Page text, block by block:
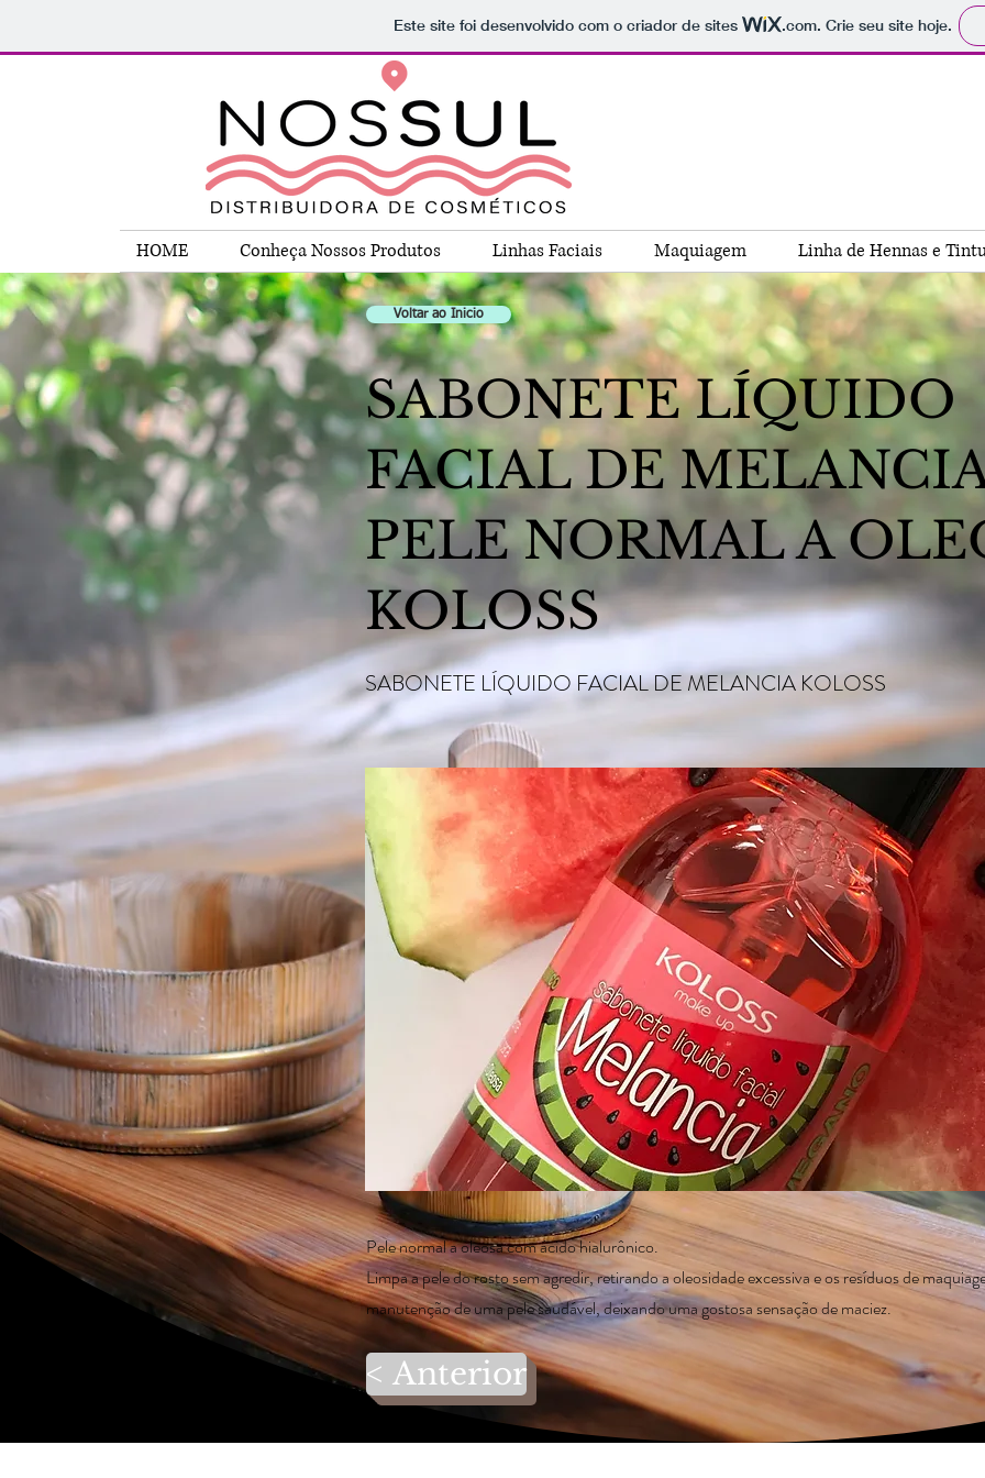
Este site foi desenvolvido com o criador de sites .com. Crie seu site hoje.
HOME Conheça Nossos Produtos Linhas Faciais Maquiagem Linha de Hennas e
Voltar ao Inicio
SABONETE LÍQUIDO
FACIAL DE
PELE NORMAL A
KOLOSS
SABONETE LÍQUIDO FACIAL DE MELANCIA KOLOSS
Pele normal a oleosa com ácido hialurônico.
Limpa a pele do rosto sem agredir, retirando a oleosidade excessiva e os resíduos de
manutenção de uma pele saudável, deixando uma gostosa sensação de maciez.
< Anterior